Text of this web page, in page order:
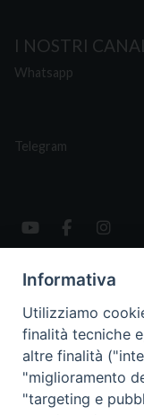
I NOSTRI
Whatsapp
Telegram
CONTATTI
Via San Giovanni
06. 661.30.39
fsp@paoline.org
- Privacy Policy
- Cookie Policy
Informativa
Utilizziamo
finalità tecniche
altre finalità
"miglioramento
"targeting e